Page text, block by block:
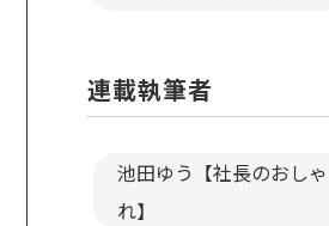
連載執筆者
池田ゆう【社長のおしゃ
れ】